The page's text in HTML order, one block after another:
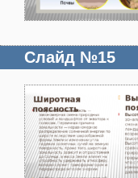
Слайд №15